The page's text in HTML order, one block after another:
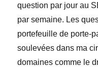
question par jour au
par semaine. Les
portefeuille de porte-
soulevées dans ma
domaines comme le